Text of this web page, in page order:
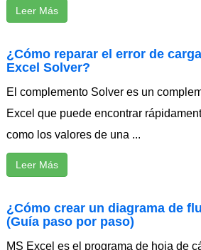
Leer Más
¿Cómo reparar el error de
Excel Solver?
El complemento Solver es un
Excel que puede encontrar
como los valores de una ...
Leer Más
¿Cómo crear un diagrama de
(Guía paso por paso)
MS Excel es el programa de hoja de